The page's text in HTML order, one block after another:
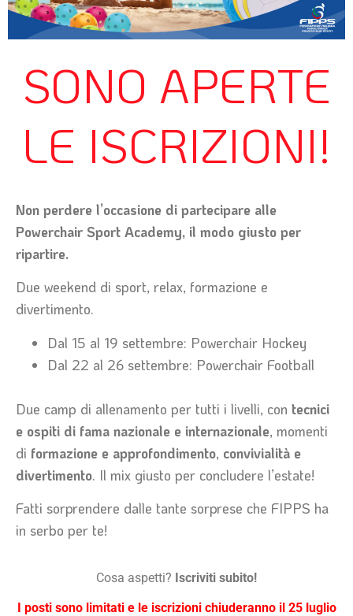
SONO APERTE
LE ISCRIZIONI!
Non perdere l’occasione di partecipare alle
Powerchair Sport Academy, il modo giusto per
ripartire.
Due weekend di sport, relax, formazione e
divertimento.
Dal 15 al 19 settembre: Powerchair Hockey
Dal 22 al 26 settembre: Powerchair Football
Due camp di allenamento per tutti i livelli, con tecnici
e ospiti di fama nazionale e internazionale, momenti
di formazione e approfondimento, convivialità e
divertimento. Il mix giusto per concludere l’estate!
Fatti sorprendere dalle tante sorprese che FIPPS ha
in serbo per te!
Cosa aspetti? Iscriviti subito!
I posti sono limitati e le iscrizioni chiuderanno il 25 luglio